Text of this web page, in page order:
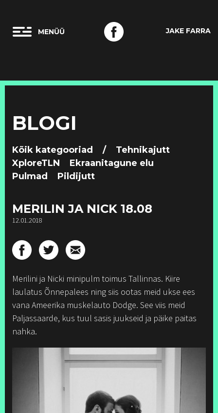
JAKE FARRA
BLOGI
Kõik kategooriad /
Tehnikajutt
XploreTLN
Ekraanitagune elu
Pulmad
Pildijutt
MERILIN JA NICK 18.08
12.01.2018
Merilini ja Nicki minipulm toimus Tallinnas. Kiire
laulatus Õnnepalees ning siis ootas meid ukse ees
vana Ameerika muskelauto Dodge. See viis meid
Paljassaarde, kus tuul sasis juukseid ja päike paitas
nahka.